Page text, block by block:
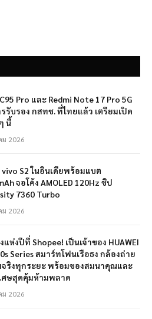
C95 Pro และ Redmi Note 17 Pro 5G
รับรอง กสทช. ที่ไทยแล้ว เตรียมเปิด
นี้
ม 2026
vivo S2 ในอินเดียพร้อมแบต
จอโค้ง AMOLED 120Hz ชิป
7360 Turbo
ม 2026
แห่งปีที่ Shopee! เป็นเจ้าของ HUAWEI
Series สมาร์ทโฟนเรือธง กล้องถ่าย
ริงทุกระยะ พร้อมของสมนาคุณและ
ษสุดคุ้มห้ามพลาด
ม 2026